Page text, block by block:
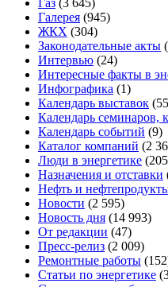
Галерея (945)
ЖКХ (304)
Законодательные акты
Интервью (24)
Интересные факты в
Инфографика (1)
Календарь выставок
Календарь семинаров,
Календарь событий (9)
Каталог компаний (2
Люди в энергетике
Назначения и отставки
Нефть и
Новости (2 595)
Новость дня (14 993)
От редакции (47)
Пресс-релиз (2 009)
Ремонтные работы
Статьи по энергетике